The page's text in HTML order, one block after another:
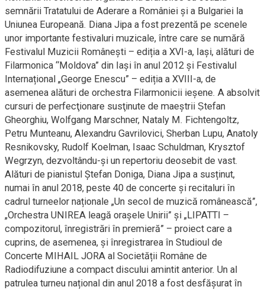
semnării Tratatului de Aderare a României şi a Bulgariei la
Uniunea Europeană. Diana Jipa a fost prezentă pe scenele
unor importante festivaluri muzicale, între care se numără
Festivalul Muzicii Româneşti – ediția a XVI-a, Iaşi, alături de
Filarmonica “Moldova” din Iaşi în anul 2012 şi Festivalul
Internațional „George Enescu” – ediția a XVIII-a, de
asemenea alături de orchestra Filarmonicii ieşene. A absolvit
cursuri de perfecţionare susţinute de maeştrii Ṣtefan
Gheorghiu, Wolfgang Marschner, Nataly M. Fichtengoltz,
Petru Munteanu, Alexandru Gavrilovici, Sherban Lupu, Anatoly
Resnikovsky, Rudolf Koelman, Isaac Schuldman, Krysztof
Wegrzyn, dezvoltându-şi un repertoriu deosebit de vast.
Alături de pianistul Ștefan Doniga, Diana Jipa a susținut,
numai în anul 2018, peste 40 de concerte și recitaluri în
cadrul turneelor naționale „Un secol de muzică românească”,
„Orchestra UNIREA leagă orașele Unirii” și „LIPATTI –
compozitorul, înregistrări în premieră” – proiect care a
cuprins, de asemenea, și înregistrarea în Studioul de
Concerte MIHAIL JORA al Societății Române de
Radiodifuziune a compact discului amintit anterior. Un al
patrulea turneu național din anul 2018 a fost desfășurat în